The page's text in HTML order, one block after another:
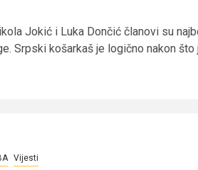
Jokić i Luka Dončić članovi su
Srpski košarkaš je logično nakon što
Vijesti